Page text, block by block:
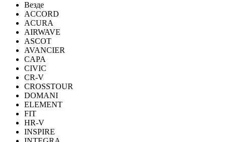
Везде
ACCORD
ACURA
AIRWAVE
ASCOT
AVANCIER
CAPA
CIVIC
CR-V
CROSSTOUR
DOMANI
ELEMENT
FIT
HR-V
INSPIRE